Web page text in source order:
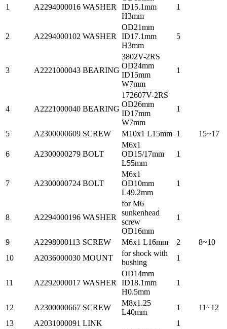
1 A2294000016 WASHER
ID15.1mm
H3mm
1
2 A2294000102 WASHER
OD21mm
ID17.1mm
H3mm
5
3 A2221000043 BEARING
3802V-2RS
OD24mm
ID15mm
W7mm
1
4 A2221000040 BEARING
172607V-2RS
OD26mm
ID17mm
W7mm
1
5 A2300000609 SCREW M10x1 L15mm 1 15~17
6 A2300000279 BOLT
M6x1
OD15/17mm
L55mm
1
7 A2300000724 BOLT
M6x1
OD10mm
L49.2mm
1
8 A2294000196 WASHER
for M6
sunkenhead
screw
OD16mm
1
9 A2298000113 SCREW M6x1 L16mm 2
8~10
10
A2036000030 MOUNT
for shock with
bushing
1
11 A2292000017 WASHER
OD14mm
ID18.1mm
H0.5mm
1
12 A2300000667 SCREW
M8x1.25
L40mm
1
11~12
13
A2031000091 LINK 1